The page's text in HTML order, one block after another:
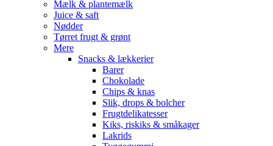
Mælk & plantemælk
Juice & saft
Nødder
Tørret frugt & grønt
Mere
Snacks & lækkerier
Barer
Chokolade
Chips & knas
Slik, drops & bolcher
Frugtdelikatesser
Kiks, riskiks & småkager
Lakrids